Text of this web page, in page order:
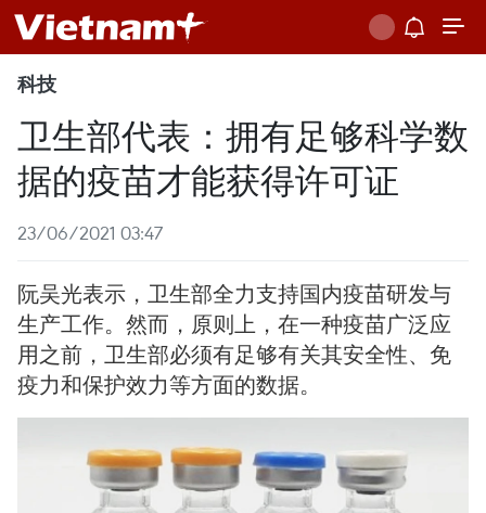
科技
卫生部代表：拥有足够科学数
据的疫苗才能获得许可证
23/06/2021 03:47
阮吴光表示，卫生部全力支持国内疫苗研发与
生产工作。然而，原则上，在一种疫苗广泛应
用之前，卫生部必须有足够有关其安全性、免
疫力和保护效力等方面的数据。